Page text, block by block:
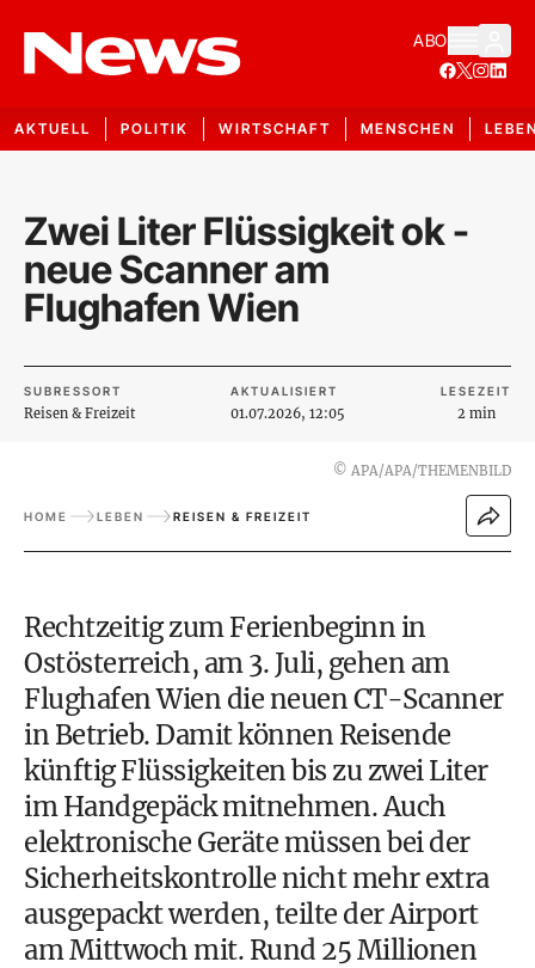
ABO
AKTUELL POLITIK WIRTSCHAFT MENSCHEN
Zwei Liter Flüssigkeit ok -
neue Scanner am
Flughafen Wien
SUBRESSORT
Reisen & Freizeit
AKTUALISIERT
01.07.2026, 12:05
LESEZEIT
2 min
© APA/APA/THEMENBILD
HOME LEBEN REISEN & FREIZEIT
Rechtzeitig zum Ferienbeginn in
Ostösterreich, am 3. Juli, gehen am
Flughafen Wien die neuen CT-Scanner
in Betrieb. Damit können Reisende
künftig Flüssigkeiten bis zu zwei Liter
im Handgepäck mitnehmen. Auch
elektronische Geräte müssen bei der
Sicherheitskontrolle nicht mehr extra
ausgepackt werden, teilte der Airport
am Mittwoch mit. Rund 25 Millionen